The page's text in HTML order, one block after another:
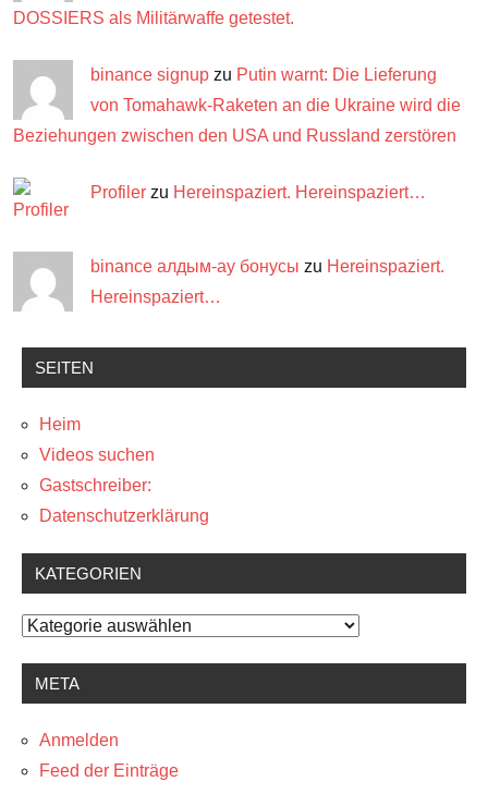
DOSSIERS als Militärwaffe getestet.
binance signup zu Putin warnt: Die Lieferung
von Tomahawk-Raketen an die Ukraine wird die
Beziehungen zwischen den USA und Russland zerstören
Profiler zu Hereinspaziert. Hereinspaziert…
binance алдым-ау бонусы zu Hereinspaziert.
Hereinspaziert…
SEITEN
Heim
Videos suchen
Gastschreiber:
Datenschutzerklärung
KATEGORIEN
Kategorien
META
Anmelden
Feed der Einträge